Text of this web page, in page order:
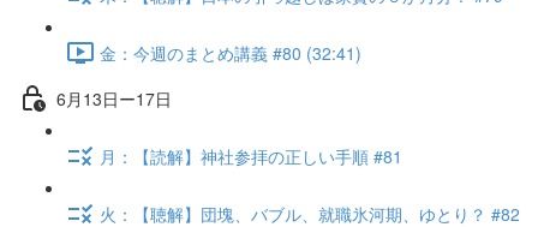
金：今週のまとめ講義 #80 (32:41)
6月13日ー17日
月：【読解】神社参拝の正しい手順 #81
火：【聴解】団塊、バブル、就職氷河期、ゆとり？ #82